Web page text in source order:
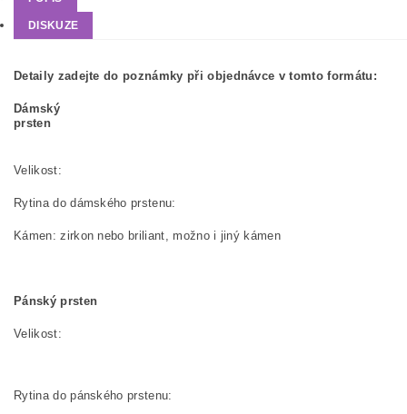
DISKUZE
Detaily zadejte do poznámky při objednávce v tomto formátu:
Dámský
prsten
Rytina do dámského prstenu:
Kámen: zirkon nebo briliant, možno i jiný kámen
Pánský prsten
Velikost:
Rytina do pánského prstenu: